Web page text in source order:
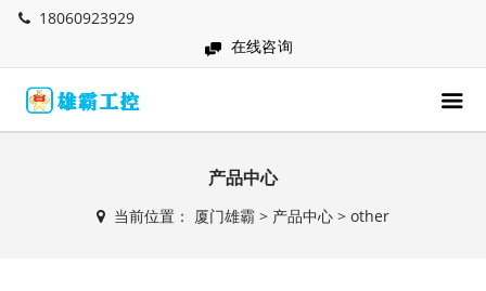
18060923929
在线咨询
产品中心
当前位置： 厦门雄霸> 产品中心> other